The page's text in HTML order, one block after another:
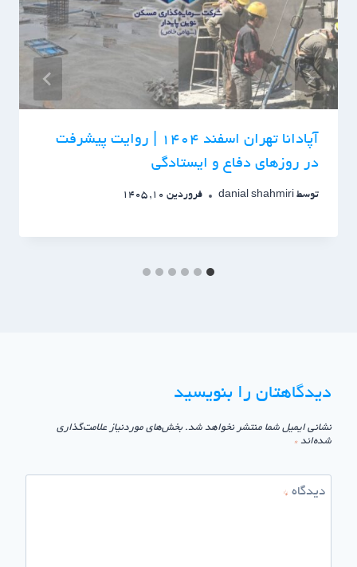
آپادانا تهران اسفند 1404 | روایت پیشرفت
در روزهای دفاع و ایستادگی
توسط danial shahmiri فروردین 10, 1405
دیدگاهتان را بنویسید
نشانی ایمیل شما منتشر نخواهد شد. بخش‌های موردنیاز علامت‌گذاری
شده‌اند *
دیدگاه *